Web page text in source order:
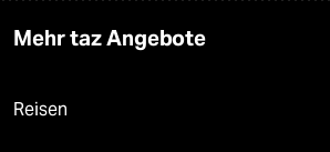
Mehr taz Angebote
Reisen